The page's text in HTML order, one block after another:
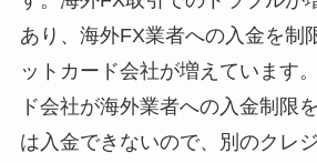
あり、海外FX業者への入金を制
ットカード会社が増えています
ド会社が海外業者への入金制限
は入金できないので、別のクレ